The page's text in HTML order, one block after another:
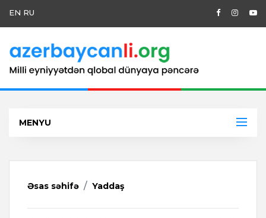
EN RU
MENYU
Əsas səhifə Yaddaş